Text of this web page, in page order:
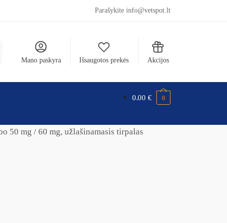
Parašykite info@vetspot.lt
Mano paskyra Išsaugotos prekės Akcijos
0.00€ 0
50 mg / 60 mg, užlašinamasis tirpalas